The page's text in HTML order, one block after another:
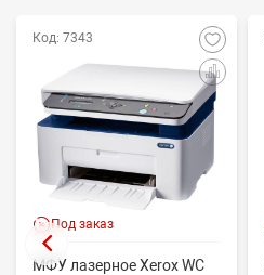
Код: 7343
Под заказ
МФУ лазерное Xerox WC